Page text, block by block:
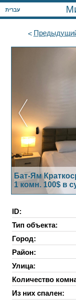
עברית
Бат-Ям
1 комн. 100$ в
ID:
Тип объекта:
Город:
Район:
Улица:
Количество
Из них спален: